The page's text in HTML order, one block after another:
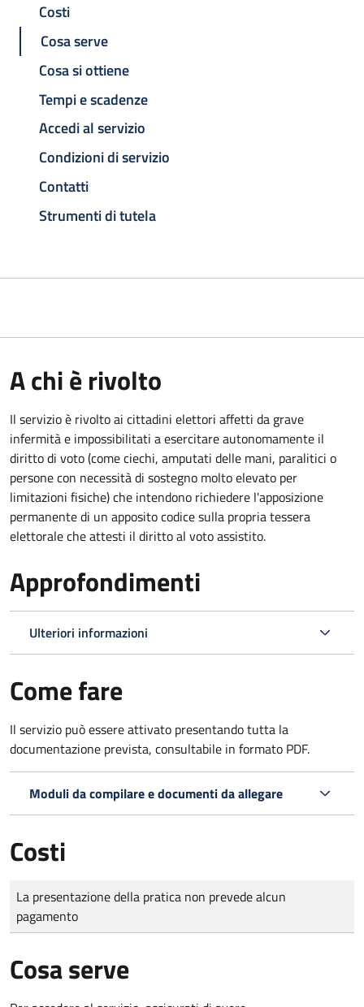
Costi
Cosa serve
Cosa si ottiene
Tempi e scadenze
Accedi al servizio
Condizioni di servizio
Contatti
Strumenti di tutela
A chi è rivolto
Il servizio è rivolto ai cittadini elettori affetti da grave
infermità e impossibilitati a esercitare autonomamente il
diritto di voto (come ciechi, amputati delle mani, paralitici o
persone con necessità di sostegno molto elevato per
limitazioni fisiche) che intendono richiedere l'apposizione
permanente di un apposito codice sulla propria tessera
elettorale che attesti il diritto al voto assistito.
Approfondimenti
Ulteriori informazioni
Come fare
Il servizio può essere attivato presentando tutta la
documentazione prevista, consultabile in formato PDF.
Moduli da compilare e documenti da allegare
Costi
Tipo di pagamento
Importo
La presentazione della pratica non prevede alcun
pagamento
Cosa serve